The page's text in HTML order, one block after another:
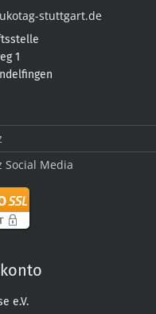
stuttgart.de
1
Social Media
e.V.